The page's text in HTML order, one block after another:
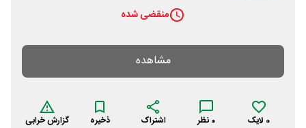
منقضی شده
مشاهده
0 لایک 0 نظر اشتراک ذخیره گزارش خرابی